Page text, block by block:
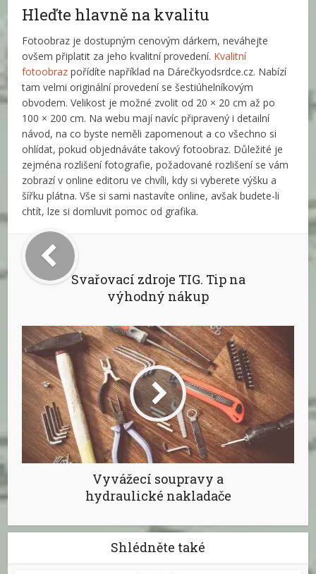
Hleďte hlavně na kvalitu
Fotoobraz je dostupným cenovým dárkem, neváhejte
ovšem připlatit za jeho kvalitní provedení. Kvalitní
fotoobraz pořídíte například na Dárečkyodsrdce.cz. Nabízí
tam velmi originální provedení se šestiúhelníkovým
obvodem. Velikost je možné zvolit od 20 × 20 cm až po
100 × 200 cm. Na webu mají navíc připravený i detailní
návod, na co byste neměli zapomenout a co všechno si
ohlídat, pokud objednáváte takový fotoobraz. Důležité je
zejména rozlišení fotografie, požadované rozlišení se vám
zobrazí v online editoru ve chvíli, kdy si vyberete výšku a
šířku plátna. Vše si sami nastavíte online, avšak budete-li
chtít, lze si domluvit pomoc od grafika.
Svařovací zdroje TIG. Tip na
výhodný nákup
Vyvážecí soupravy a
hydraulické nakladače
Shlédněte také